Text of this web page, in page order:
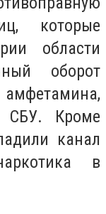
которые
области
оборот
СБУ. Кроме
канал
в